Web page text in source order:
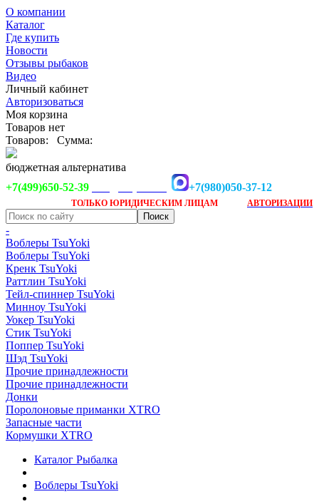
О компании
Каталог
Где купить
Новости
Отзывы рыбаков
Видео
Личный кабинет
Авторизоваться
Моя корзина
Товаров нет
Товаров:
Сумма:
бюджетная альтернатива
+7(499)650-52-39
+7(980)050-37-12
ТОЛЬКО ЮРИДИЧЕСКИМ ЛИЦАМ АВТОРИЗАЦИИ
-
Воблеры TsuYoki
Воблеры TsuYoki
Кренк TsuYoki
Раттлин TsuYoki
Тейл-спиннер TsuYoki
Минноу TsuYoki
Уокер TsuYoki
Стик TsuYoki
Поппер TsuYoki
Шэд TsuYoki
Прочие принадлежности
Прочие принадлежности
Донки
Поролоновые приманки XTRO
Запасные части
Кормушки XTRO
Каталог Рыбалка
Воблеры TsuYoki